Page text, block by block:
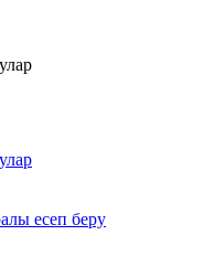
есеп беру